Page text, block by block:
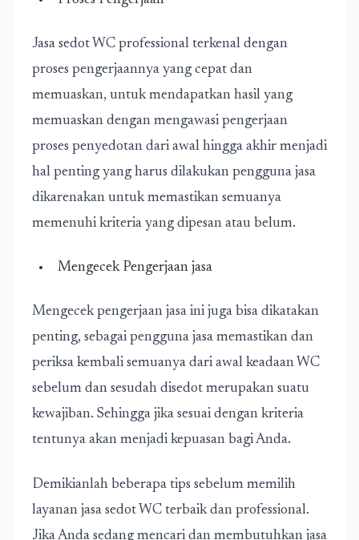
Jasa sedot WC professional terkenal dengan
proses pengerjaannya yang cepat dan
memuaskan, untuk mendapatkan hasil yang
memuaskan dengan mengawasi pengerjaan
proses penyedotan dari awal hingga akhir menjadi
hal penting yang harus dilakukan pengguna jasa
dikarenakan untuk memastikan semuanya
memenuhi kriteria yang dipesan atau belum.
Mengecek Pengerjaan jasa
Mengecek pengerjaan jasa ini juga bisa dikatakan
penting, sebagai pengguna jasa memastikan dan
periksa kembali semuanya dari awal keadaan WC
sebelum dan sesudah disedot merupakan suatu
kewajiban. Sehingga jika sesuai dengan kriteria
tentunya akan menjadi kepuasan bagi Anda.
Demikianlah beberapa tips sebelum memilih
layanan jasa sedot WC terbaik dan professional.
Jika Anda sedang mencari dan membutuhkan jasa